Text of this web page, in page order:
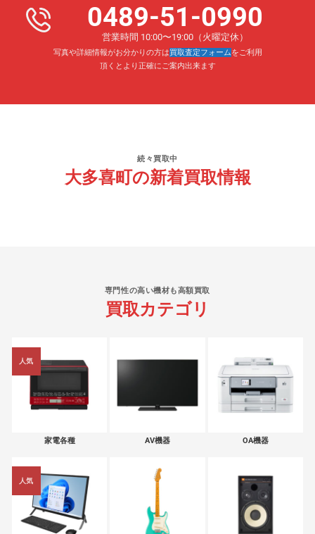
0489-51-0990
営業時間 10:00〜19:00（火曜定休）
写真や詳細情報がお分かりの方は買取査定フォームをご利用
頂くとより正確にご案内出来ます
続々買取中
大多喜町の新着買取情報
専門性の高い機材も高額買取
買取カテゴリ
人気
家電各種 AV機器 OA機器
人気